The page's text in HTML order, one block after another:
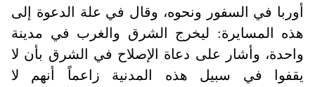
أوربا في السفور ونحوه، وقال في علة الدعوة إلى
هذه المسايرة: ليخرج الشرق والغرب في مدينة
واحدة، وأشار على دعاة الإصلاح في الشرق بأن لا
يقفوا في سبيل هذه المدنية زاعماً أنهم لا